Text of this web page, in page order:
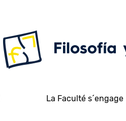
La Faculté s´engage